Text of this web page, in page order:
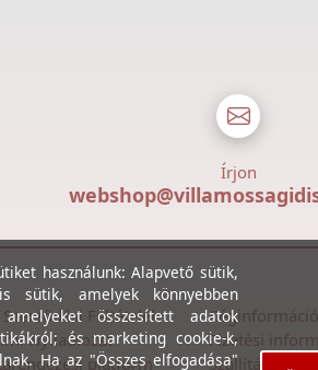
Írjon
Feltételek
Nyilatkozat
platform
Fizetési
Szállítási
használunk: Alapvető sütik,
sütik, amelyek könnyebben
összesített adatok
és marketing cookie-k,
Ha az "Összes elfogadása"